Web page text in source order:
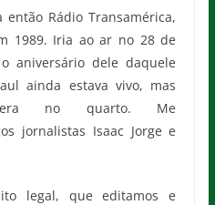
Rádio Transamérica,
1989. Iria ao ar no 28 de
aniversário dele daquele
ainda estava vivo, mas
no quarto. Me
jornalistas Isaac Jorge e
legal, que editamos e